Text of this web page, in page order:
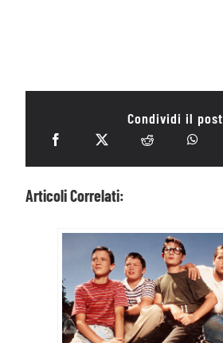
Condividi il post
Articoli Correlati: